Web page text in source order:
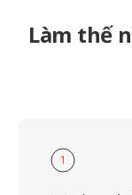
Làm thế
1